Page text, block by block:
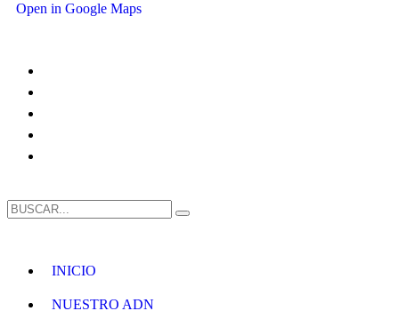
Open in Google Maps
INICIO
NUESTRO ADN